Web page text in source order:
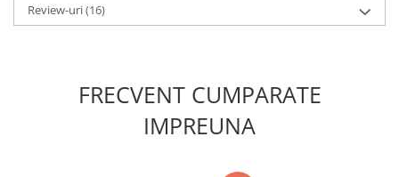
Review-uri(16)
FRECVENT CUMPARATE
IMPREUNA